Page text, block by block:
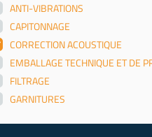
ANTI-VIBRATIONS
CAPITONNAGE
CORRECTION ACOUSTIQUE
EMBALLAGE TECHNIQUE ET DE
FILTRAGE
GARNITURES